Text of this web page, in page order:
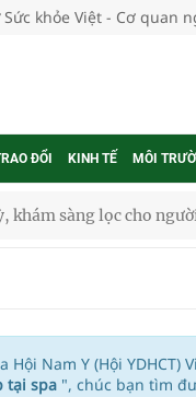
khỏe Việt - Cơ quan
ĐỔI KINH TẾ MÔI
khám sàng lọc cho
Nam Y (Hội YDHCT)
tại spa ", chúc bạn tìm